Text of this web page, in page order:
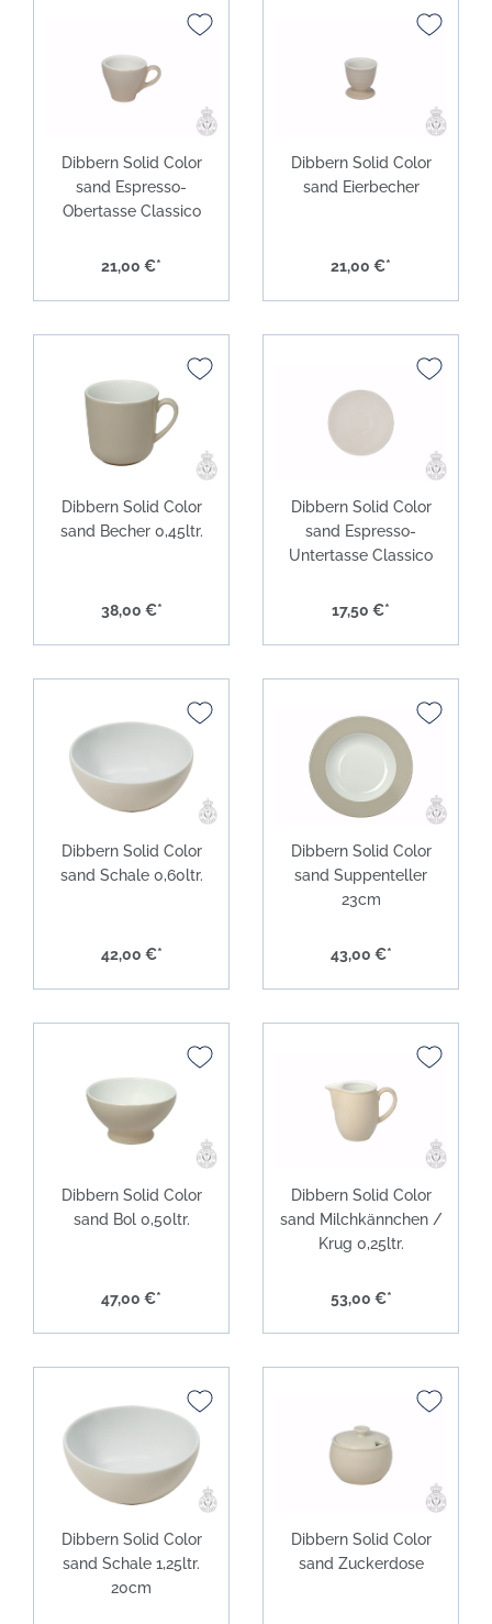
Dibbern Solid Color
sand Espresso-
Obertasse Classico
21,00 €*
Dibbern Solid Color
sand Eierbecher
21,00 €*
Dibbern Solid Color
sand Becher 0,45ltr.
38,00 €*
Dibbern Solid Color
sand Espresso-
Untertasse Classico
17,50 €*
Dibbern Solid Color
sand Schale 0,60ltr.
42,00 €*
Dibbern Solid Color
sand Suppenteller
23cm
43,00 €*
Dibbern Solid Color
sand Bol 0,50ltr.
47,00 €*
Dibbern Solid Color
sand Milchkännchen /
Krug 0,25ltr.
53,00 €*
Dibbern Solid Color
sand Schale 1,25ltr.
20cm
Dibbern Solid Color
sand Zuckerdose